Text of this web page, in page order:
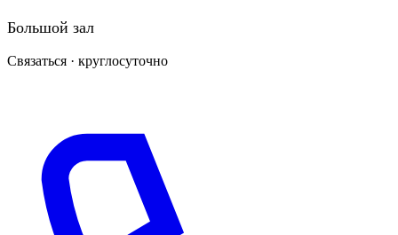
Большой зал
Связаться · круглосуточно